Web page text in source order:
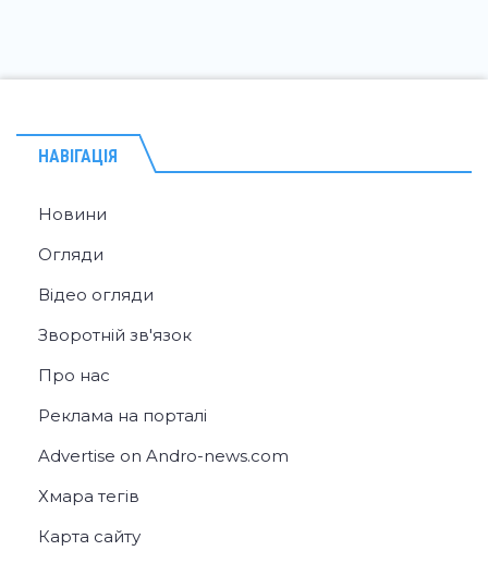
НАВІГАЦІЯ
Новини
Огляди
Відео огляди
Зворотній зв'язок
Про нас
Реклама на порталі
Advertise on Andro-news.com
Хмара тегів
Карта сайту